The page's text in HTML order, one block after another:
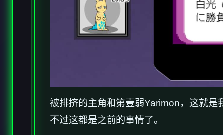
被排挤的主角和第壹弱Yarimon，这就是
不过这都是之前的事情了。